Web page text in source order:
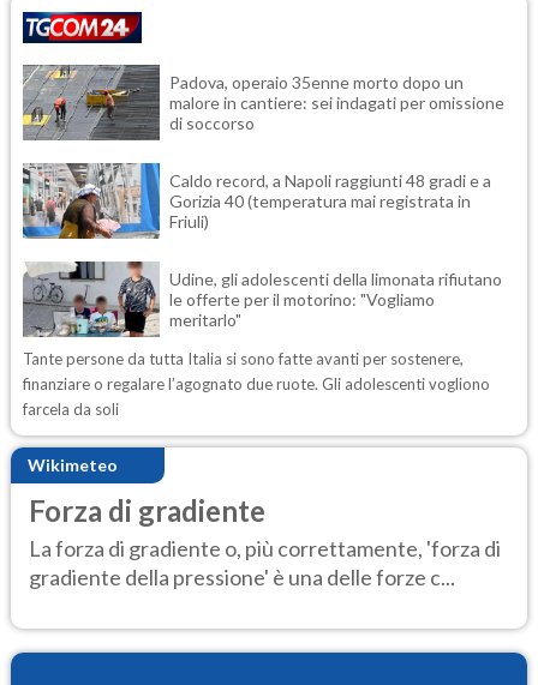
Padova, operaio 35enne morto dopo un
malore in cantiere: sei indagati per omissione
di soccorso
Caldo record, a Napoli raggiunti 48 gradi e a
Gorizia 40 (temperatura mai registrata in
Friuli)
Udine, gli adolescenti della limonata rifiutano
le offerte per il motorino: "Vogliamo
meritarlo"
Tante persone da tutta Italia si sono fatte avanti per sostenere,
finanziare o regalare l’agognato due ruote. Gli adolescenti vogliono
farcela da soli
Wikimeteo
Forza di gradiente
La forza di gradiente o, più correttamente, 'forza di
gradiente della pressione' è una delle forze c...